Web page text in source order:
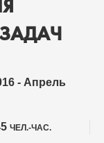
- Апрель
ЧЕЛ.-ЧАС.